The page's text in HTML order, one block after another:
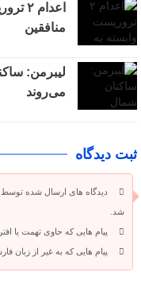
منافقین
می‌روند
ثبت دیدگاه
دیدگاه های ارسال شده توسط
شد.
پیام هایی که حاوی تهمت یا
پیام هایی که به غیر از زبان